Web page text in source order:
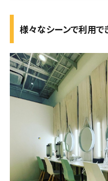
様々なシーンで利用で